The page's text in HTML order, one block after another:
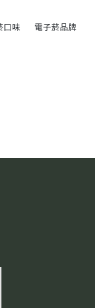
口味 電子菸品牌